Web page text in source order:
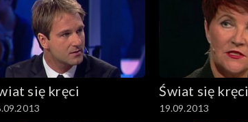
się kręci Świat się kręci
19.09.2013